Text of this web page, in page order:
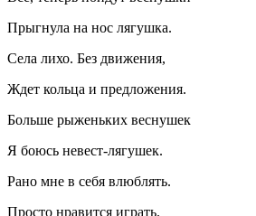
Прыгнула на нос лягушка.
Села лихо. Без движения,
Ждет кольца и предложения.
Больше рыженьких веснушек
Я боюсь невест-лягушек.
Рано мне в себя влюблять.
Просто нравится играть.